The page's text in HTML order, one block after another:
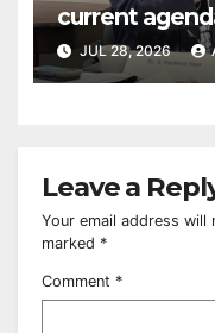
current
relations at
Council
JUL 28, 2026
Leave a
Your email address will
marked *
Comment *